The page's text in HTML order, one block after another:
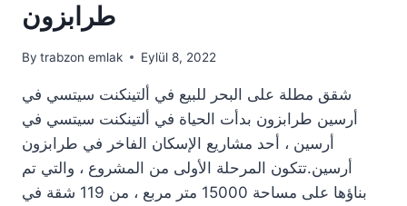
طرابزون
By trabzon emlak Eylül 8, 2022
شقق مطلة على البحر للبيع في ألتينكنت سيتسي في
أرسين طرابزون بدأت الحياة في ألتينكنت سيتسي في
أرسين ، أحد مشاريع الإسكان الفاخر في طرابزون
أرسين.تتكون المرحلة الأولى من المشروع ، والتي تم
بناؤها على مساحة 15000 متر مربع ، من 119 شقة في